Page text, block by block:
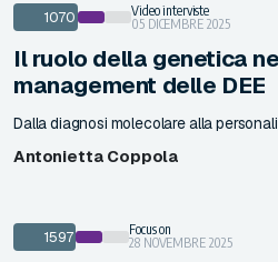
1070
Video interviste
05 DICEMBRE 2025
Il ruolo della genetica
management delle DEE
Dalla diagnosi molecolare alla
Antonietta Coppola
1597
Focus on
28 NOVEMBRE 2025